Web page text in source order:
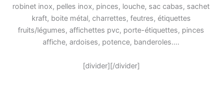
robinet inox, pelles inox, pinces, louche, sac cabas, sachet
kraft, boite métal, charrettes, feutres, étiquettes
fruits/légumes, affichettes pvc, porte-étiquettes, pinces
affiche, ardoises, potence, banderoles….
[divider][/divider]